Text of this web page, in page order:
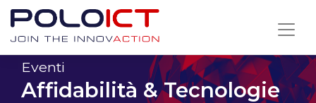
Skip
contentEventi
Affidabilità & Tecnologie